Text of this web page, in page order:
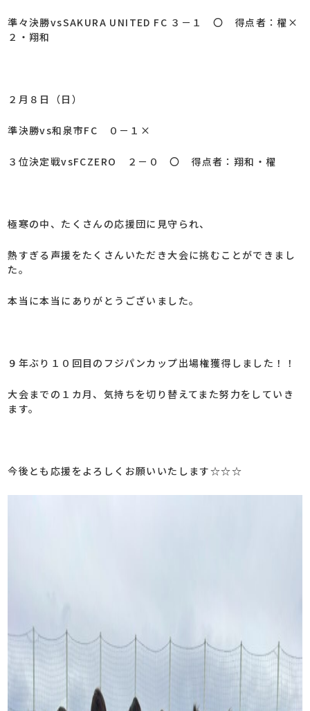
準々決勝vsSAKURA UNITED FC ３－１ 〇 得点者：櫂×
２・翔和
２月８日（日）
準決勝vs和泉市FC ０－１×
３位決定戦vsFCZERO ２－０ 〇 得点者：翔和・櫂
極寒の中、たくさんの応援団に見守られ、
熱すぎる声援をたくさんいただき大会に挑むことができまし
た。
本当に本当にありがとうございました。
９年ぶり１０回目のフジパンカップ出場権獲得しました！！
大会までの１カ月、気持ちを切り替えてまた努力をしていき
ます。
今後とも応援をよろしくお願いいたします☆☆☆